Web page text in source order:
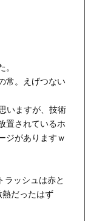
常。えげつない
いますが、技術
置されているホ
ジがありますｗ
ラッシュは赤と
だったはず